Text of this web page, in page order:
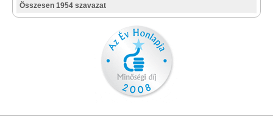
Összesen 1954 szavazat